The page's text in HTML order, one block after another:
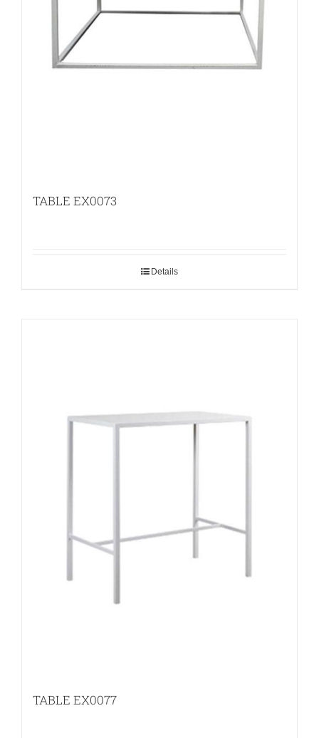
TABLE EX0073
Details
TABLE EX0077